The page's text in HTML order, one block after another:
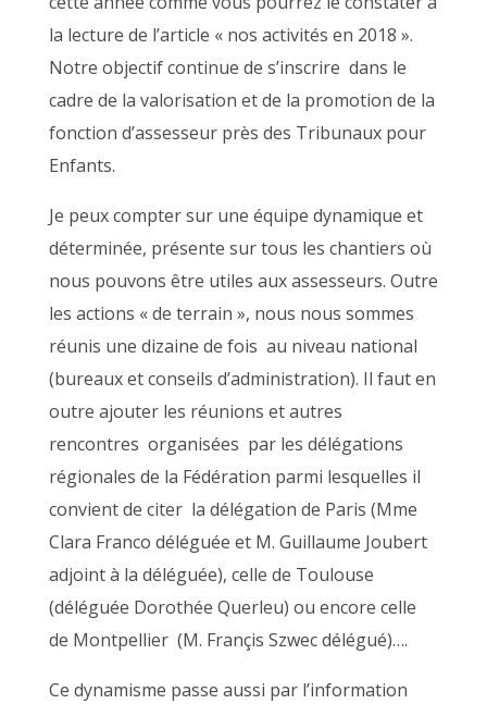
la lecture de l’article « nos activités en 2018 ».
Notre objectif continue de s’inscrire dans le
cadre de la valorisation et de la promotion de la
fonction d’assesseur près des Tribunaux pour
Enfants.
Je peux compter sur une équipe dynamique et
déterminée, présente sur tous les chantiers où
nous pouvons être utiles aux assesseurs. Outre
les actions « de terrain », nous nous sommes
réunis une dizaine de fois au niveau national
(bureaux et conseils d’administration). Il faut en
outre ajouter les réunions et autres
rencontres organisées par les délégations
régionales de la Fédération parmi lesquelles il
convient de citer la délégation de Paris (Mme
Clara Franco déléguée et M. Guillaume Joubert
adjoint à la déléguée), celle de Toulouse
(déléguée Dorothée Querleu) ou encore celle
de Montpellier (M. Françis Szwec délégué)….
Ce dynamisme passe aussi par l’information